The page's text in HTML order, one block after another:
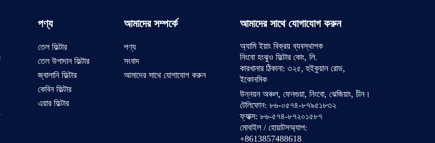
পণ্য
তেল ফিল্টার
তেল উপাদান ফিল্টার
জ্বালানি ফিল্টার
কেবিন ফিল্টার
এয়ার ফিল্টার
আমাদের সম্পর্কে
পণ্য
সংবাদ
আমাদের সাথে যোগাযোগ করুন
আমাদের সাথে যোগাযোগ করুন
অ্যামি ইয়াং বিক্রয় ব্যবস্থাপক
নিংবো হংঝুও ফিল্টার কোং, লি.
কারখানার ঠিকানা: ৩২৫, হুইকুয়ান রোড,
ইকোনমিক
উন্নয়ন অঞ্চল, ফেনগুয়া, নিংবো, ঝেজিয়াং, চীন।
টেলিফোন: ৮৬-০৫৭৪-৮৭৯৫১৮৩২
ফ্যাক্স: ৮৬-৫৭৪-৮৭২০১৫৮৭
মোবাইল / হোয়াটসঅ্যাপ:
+8613857488618